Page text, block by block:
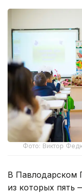
Фото: Виктор
В Павлодарском
из которых пять